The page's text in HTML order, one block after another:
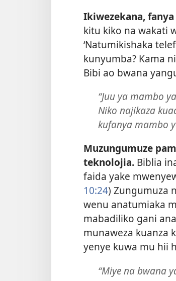
Ikiwezekana,
kitu kiko na wakati
‘Natumikishaka
kunyumba? Kama
Bibi ao bwana
“Juu ya mambo
Niko najikaza
kufanya mambo
Muzungumuze
teknolojia. Biblia
faida yake
10:24) Zungumuza
wenu anatumiaka
mabadiliko gani
munaweza kuanza
yenye kuwa mu hii
“Miye na bwana